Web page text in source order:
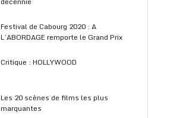
Festival de Cabourg 2020 : A
L’ABORDAGE remporte le Grand Prix
Critique : HOLLYWOOD
Les 20 scènes de films les plus
marquantes